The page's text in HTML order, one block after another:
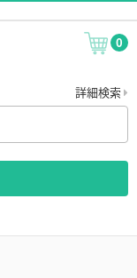
0
詳細検索